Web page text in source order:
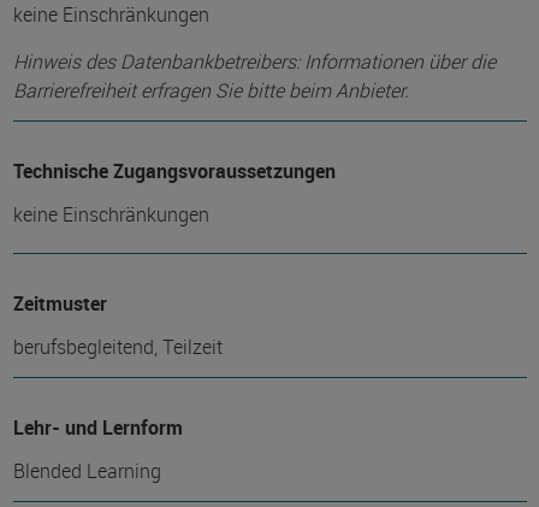
keine Einschränkungen
Hinweis des Datenbankbetreibers: Informationen über die
Barrierefreiheit erfragen Sie bitte beim Anbieter.
Technische Zugangsvoraussetzungen
keine Einschränkungen
Zeitmuster
berufsbegleitend, Teilzeit
Lehr- und Lernform
Blended Learning